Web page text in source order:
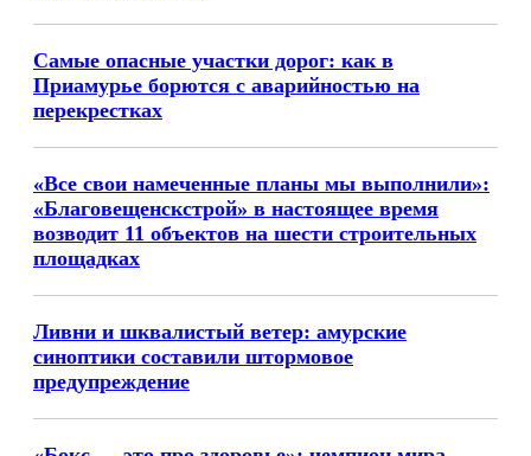
Самые опасные участки дорог: как в
Приамурье борются с аварийностью на
перекрестках
«Все свои намеченные планы мы выполнили»:
«Благовещенскстрой» в настоящее время
возводит 11 объектов на шести строительных
площадках
Ливни и шквалистый ветер: амурские
синоптики составили штормовое
предупреждение